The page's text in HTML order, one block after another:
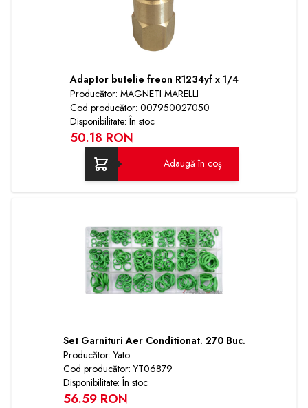
Adaptor butelie freon R1234yf x 1/4
Producător: MAGNETI MARELLI
Cod producător: 007950027050
Disponibilitate: În stoc
50.18 RON
Adaugă în coș
Set Garnituri Aer Conditionat. 270 Buc.
Producător: Yato
Cod producător: YT06879
Disponibilitate: În stoc
56.59 RON